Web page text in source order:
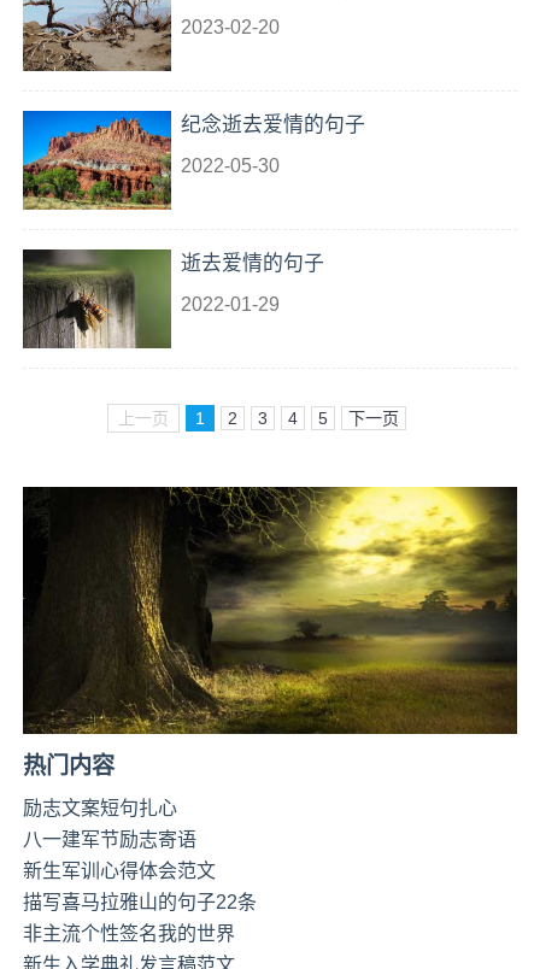
2023-02-20
纪念逝去爱情的句子
2022-05-30
逝去爱情的句子
2022-01-29
上一页 1 2 3 4 5 下一页
热门内容
励志文案短句扎心
八一建军节励志寄语
新生军训心得体会范文
描写喜马拉雅山的句子22条
非主流个性签名我的世界
新生入学典礼发言稿范文